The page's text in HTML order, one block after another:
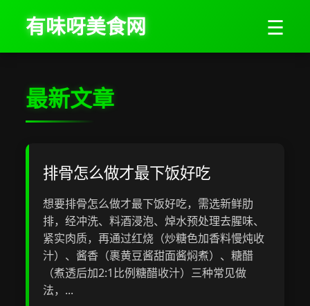
有味呀美食网 ☰
最新文章
排骨怎么做才最下饭好吃
想要排骨怎么做才最下饭好吃，需选新鲜肋
排，经冲洗、料酒浸泡、焯水预处理去腥味、
紧实肉质，再通过红烧（炒糖色加香料慢炖收
汁）、酱香（裹黄豆酱甜面酱焖煮）、糖醋
（煮透后加2:1比例糖醋收汁）三种常见做
法，...